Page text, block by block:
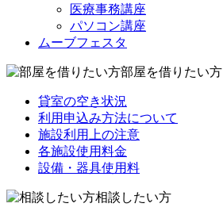
医療事務講座
パソコン講座
ムーブフェスタ
部屋を借りたい方
貸室の空き状況
利用申込み方法について
施設利用上の注意
各施設使用料金
設備・器具使用料
相談したい方